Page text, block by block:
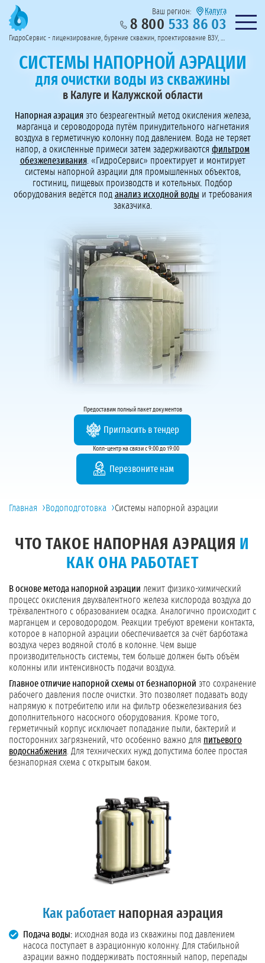
Предоставим полный пакет документов
Пригласить в тендер
Колл-центр на связи с 9:00 до 19:00
Перезвоните мне!
Ваш регион: Калуга
8 800 533 86 03 Нужна
ГидроСервис - лицензирование, бурение скважин, проектирование ВЗУ, системы водоподготовки
СИСТЕМЫ НАПОРНОЙ АЭРАЦИИ
для очистки воды из скважины
в Калуге и Калужской области
Напорная аэрацияэто безреагентный метод окисления железа,
марганца и сероводорода путём принудительного нагнетания
воздуха в герметичную колонну под давлением. Вода не теряет
напор, а окисленные примеси затем задерживаются фильтром
обезжелезивания. «ГидроСервис» проектирует и монтирует
системы напорной аэрации для промышленных объектов,
гостиниц, пищевых производств и котельных. Подбор
оборудования ведётся под анализ исходной воды и требования
заказчика.
Предоставим полный пакет документов
Пригласить в тендер
Колл-центр на связи с 9:00 до 19:00
Перезвоните нам
Главная ›Водоподготовка ›Системы напорной аэрации
ЧТО ТАКОЕ НАПОРНАЯ АЭРАЦИЯ И
КАК ОНА РАБОТАЕТ
В основе метода напорной аэрации лежит физико-химический
процесс окисления двухвалентного железа кислорода воздуха до
трёхвалентного с образованием осадка. Аналогично происходит с
марганцем и сероводородом. Реакции требуют времени контакта,
которое в напорной аэрации обеспечивается за счёт барботажа
воздуха через водяной столб в колонне. Чем выше
производительность системы, тем больше должен быть объём
колонны или интенсивность подачи воздуха.
Главное отличие напорной схемы от безнапорной это сохранение
рабочего давления после очистки. Это позволяет подавать воду
напрямую к потребителю или на фильтр обезжелезивания без
дополнительного насосного оборудования. Кроме того,
герметичный корпус исключает попадание пыли, бактерий и
посторонних загрязнений, что особенно важно для питьевого
водоснабжения . Для технических нужд допустима более простая
безнапорная схема с открытым баком.
Как работаетнапорная аэрация
Подача воды: исходная вода из скважины под давлением
насоса поступает в аэрационную колонну. Для стабильной
аэрации важно поддерживать постоянный напор, перепады